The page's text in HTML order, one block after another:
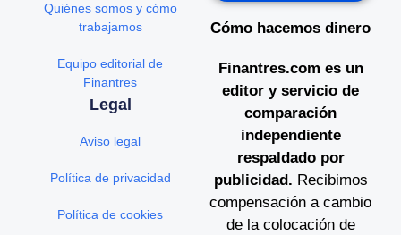
Cómo hacemos dinero
Finantres.com es un
editor y servicio de
comparación
independiente
respaldado por
publicidad. Recibimos
compensación a cambio
de la colocación de
Quiénes somos y cómo
trabajamos
Equipo editorial de
Finantres
Legal
Aviso legal
Política de privacidad
Política de cookies